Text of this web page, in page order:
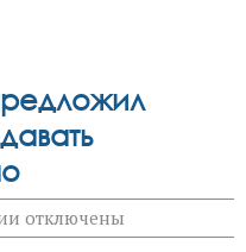
к
записи
отключены